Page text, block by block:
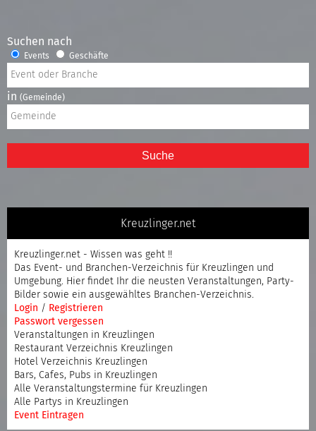
Suchen nach
Events Geschäfte
in (Gemeinde)
Suche
Kreuzlinger.net
Kreuzlinger.net - Wissen was geht !!
Das Event- und Branchen-Verzeichnis für Kreuzlingen und
Umgebung. Hier findet Ihr die neusten Veranstaltungen, Party-
Bilder sowie ein ausgewähltes Branchen-Verzeichnis.
Login / Registrieren
Passwort vergessen
Veranstaltungen in Kreuzlingen
Restaurant Verzeichnis Kreuzlingen
Hotel Verzeichnis Kreuzlingen
Bars, Cafes, Pubs in Kreuzlingen
Alle Veranstaltungstermine für Kreuzlingen
Alle Partys in Kreuzlingen
Event Eintragen